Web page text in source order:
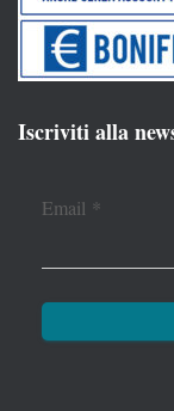
Iscriviti alla
Email *